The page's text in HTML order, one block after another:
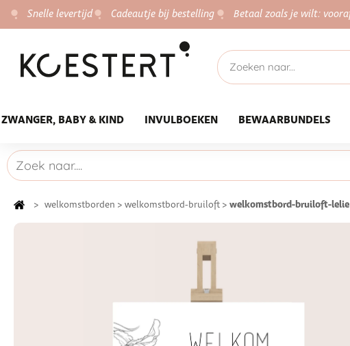
Snelle levertijd Cadeautje bij bestelling Betaal zoals je wilt:
ZWANGER, BABY & KIND INVULBOEKEN BEWAARBUNDELS
> welkomstborden > welkomstbord-bruiloft > welkomstbord-bruiloft-lelie